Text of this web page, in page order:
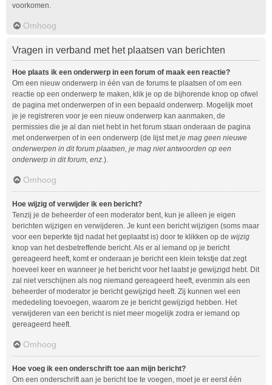
voorkomen.
Omhoog
Vragen in verband met het plaatsen van berichten
Hoe plaats ik een onderwerp in een forum of maak een reactie?
Om een nieuw onderwerp in één van de forums te plaatsen of om een
reactie op een onderwerp te maken, klik je op de bijhorende knop op ofwel
de pagina met onderwerpen of in een bepaald onderwerp. Mogelijk moet
je je registreren voor je een nieuw onderwerp kan aanmaken, de
permissies die je al dan niet hebt in het forum staan onderaan de pagina
met onderwerpen of in een onderwerp (de lijst metje mag geen nieuwe
onderwerpen in dit forum plaatsen, je mag niet antwoorden op een
onderwerp in dit forum, enz.).
Omhoog
Hoe wijzig of verwijder ik een bericht?
Tenzij je de beheerder of een moderator bent, kun je alleen je eigen
berichten wijzigen en verwijderen. Je kunt een bericht wijzigen (soms maar
voor een beperkte tijd nadat het geplaatst is) door te klikken op de wijzig
knop van het desbetreffende bericht. Als er al iemand op je bericht
gereageerd heeft, komt er onderaan je bericht een klein tekstje dat zegt
hoeveel keer en wanneer je het bericht voor het laatst je gewijzigd hebt. Dit
zal niet verschijnen als nog niemand gereageerd heeft, evenmin als een
beheerder of moderator je bericht gewijzigd heeft. Zij kunnen wel een
mededeling toevoegen, waarom ze je bericht gewijzigd hebben. Het
verwijderen van een bericht is niet meer mogelijk zodra er iemand op
gereageerd heeft.
Omhoog
Hoe voeg ik een onderschrift toe aan mijn bericht?
Om een onderschrift aan je bericht toe te voegen, moet je er eerst één